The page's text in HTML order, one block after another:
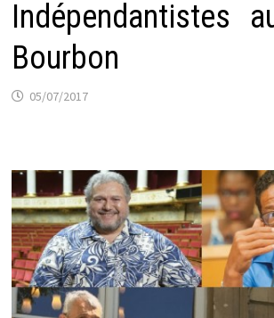
Indépendantistes
Bourbon
05/07/2017